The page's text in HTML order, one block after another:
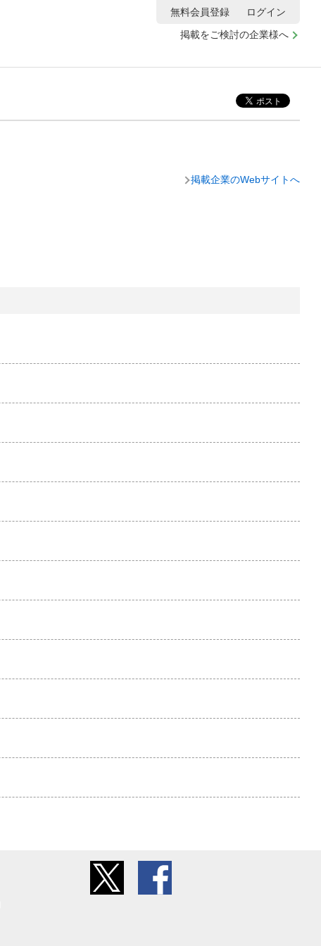
掲載をご検討の企業様へ
無料会員登録 ログイン
掲載企業のWebサイトへ